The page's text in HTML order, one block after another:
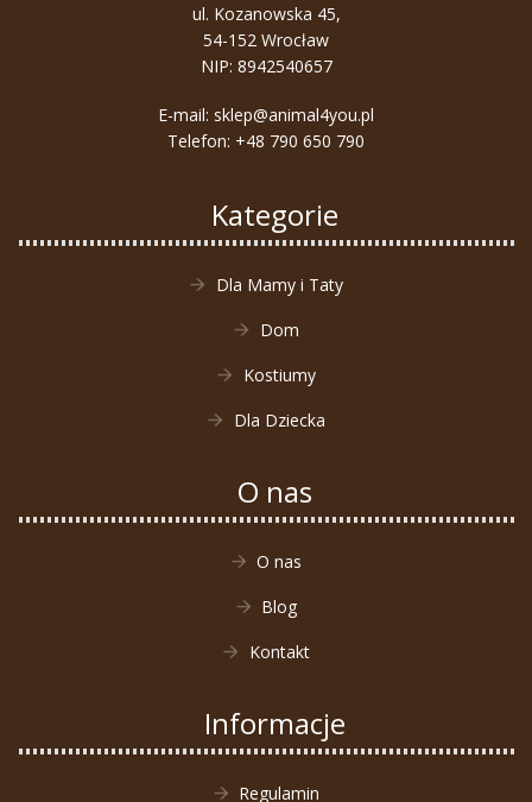
ul. Kozanowska 45,
54-152 Wrocław
NIP: 8942540657
E-mail: sklep@animal4you.pl
Telefon: +48 790 650 790
Kategorie
Dla Mamy i Taty
Dom
Kostiumy
Dla Dziecka
O nas
O nas
Blog
Kontakt
Informacje
Regulamin